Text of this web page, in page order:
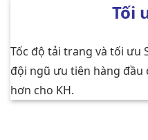
Tối
Tốc độ tải trang và tối ưu
đội ngũ ưu tiên hàng đầu
hơn cho KH.